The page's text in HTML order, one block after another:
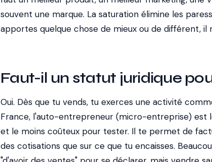
souvent une marque. La saturation élimine les
apportes quelque chose de mieux ou de différent, il
Faut-il un statut juridique
Oui. Dès que tu vends, tu exerces une activité
France, l'auto-entrepreneur (micro-entreprise) est
et le moins coûteux pour tester. Il te permet de
des cotisations que sur ce que tu encaisses.